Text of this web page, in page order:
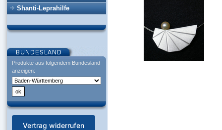
Shanti-Leprahilfe
Produkte aus folgendem Bundesland
anzeigen:
Vertrag widerrufen